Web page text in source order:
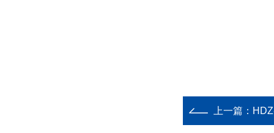
上一篇：